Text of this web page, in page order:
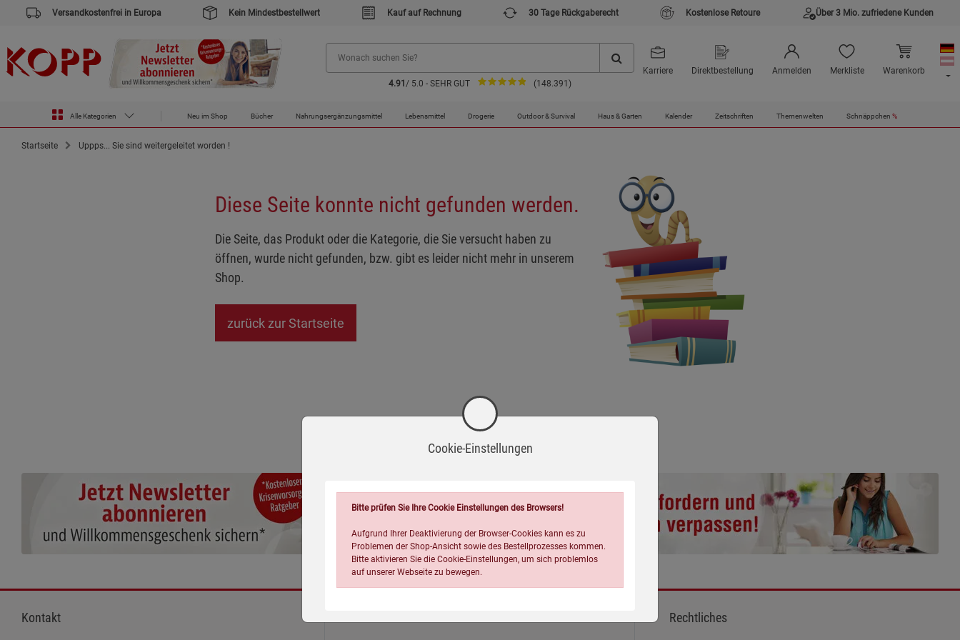
Versandkostenfrei in Europa Kein Mindestbestellwert Kauf auf Rechnung 30 Tage Rückgaberecht Kostenlose Retoure Über 3 Mio. zufriedene Kunden
4.91 / 5.0 - SEHR GUT (148.391)
Karriere Direktbestellung Anmelden Merkliste Warenkorb
Alle Kategorien Neu im Shop Bücher Nahrungsergänzungsmittel Lebensmittel Drogerie Outdoor & Survival Haus & Garten Kalender Zeitschriften Themenwelten Schnäppchen %
Startseite Uppps... Sie sind weitergeleitet worden !
Diese Seite konnte nicht gefunden werden.
Die Seite, das Produkt oder die Kategorie, die Sie versucht haben zu
öffnen, wurde nicht gefunden, bzw. gibt es leider nicht mehr in unserem
Shop.
zurück zur Startseite
Kontakt Rechtliches
Cookie-Einstellungen
Bitte prüfen Sie Ihre Cookie Einstellungen des Browsers!
Aufgrund Ihrer Deaktivierung der Browser-Cookies kann es zu
Problemen der Shop-Ansicht sowie des Bestellprozesses kommen.
Bitte aktivieren Sie die Cookie-Einstellungen, um sich problemlos
auf unserer Webseite zu bewegen.